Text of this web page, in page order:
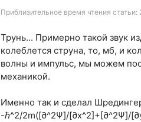
Приблизительное время чтения статьи:
Трунь... Примерно такой звук
колеблется струна, то, мб, и
волны и импульс, мы можем
механикой.
Именно так и сделал
-ℏ^2/2m([∂^2Ψ]/[∂x^2]+[∂^2Ψ]/